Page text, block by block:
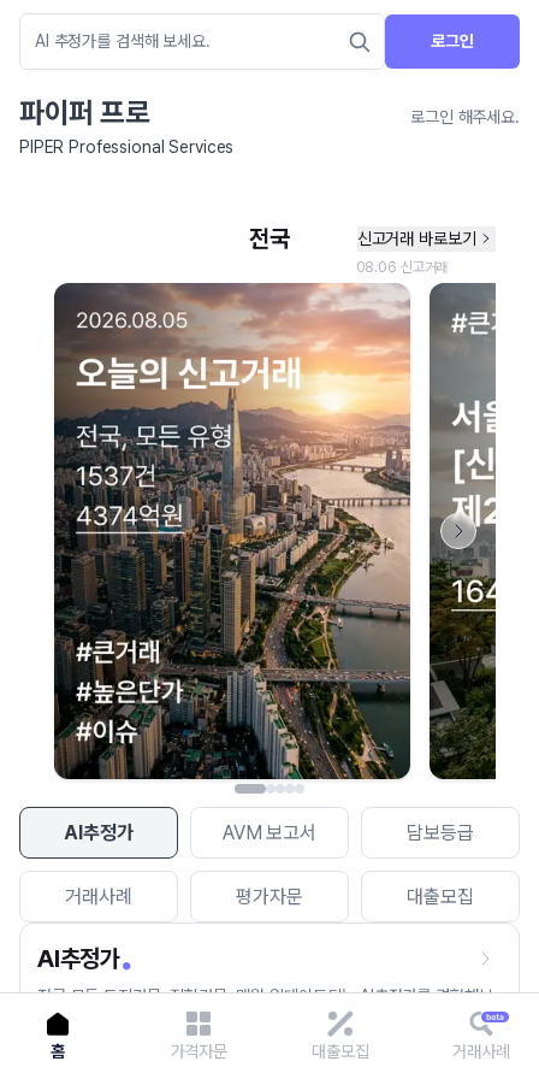
로그인
파이퍼 프로
로그인 해주세요.
PIPER Professional Services
AI추정가 AVM 보고서 담보등급
거래사례 평가자문 대출모집
AI추정가
전국 모든 토지건물, 집합건물, 매월 업데이트되는 AI추정가를 경험해보
세요.
네이버 지도 연결 안내
현재 네이버 지도 연결이 원활하지 않아 지도를 불러올 수 없습니다.
이용에 불편을 드려 죄송합니다.
다시 시도
홈 가격자문 대출모집 거래사례